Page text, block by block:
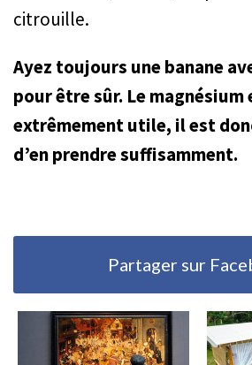
citrouille.
Ayez toujours une banane
pour être sûr. Le magnésium
extrêmement utile, il est
d’en prendre suffisamment.
Partager sur